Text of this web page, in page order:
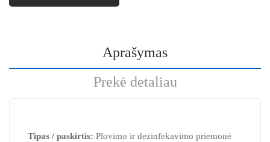
Aprašymas
Prekė detaliau
Tipas / paskirtis: Plovimo ir dezinfekavimo priemonė